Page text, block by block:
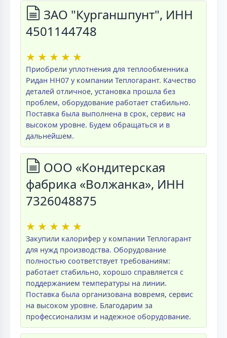
ЗАО "Курганшпунт", ИНН
4501144748
★ ★ ★ ★ ★
Приобрели уплотнения для теплообменника
Ридан НН07 у компании Теплогарант. Качество
деталей отличное, установка прошла без
проблем, оборудование работает стабильно.
Поставка была выполнена в срок, сервис на
высоком уровне. Будем обращаться и в
дальнейшем.
ООО «Кондитерская
фабрика «Волжанка», ИНН
7326048875
★ ★ ★ ★ ★
Закупили калорифер у компании Теплогарант
для нужд производства. Оборудование
полностью соответствует требованиям:
работает стабильно, хорошо справляется с
поддержанием температуры на линии.
Поставка была организована вовремя, сервис
на высоком уровне. Благодарим за
профессионализм и надежное оборудование.